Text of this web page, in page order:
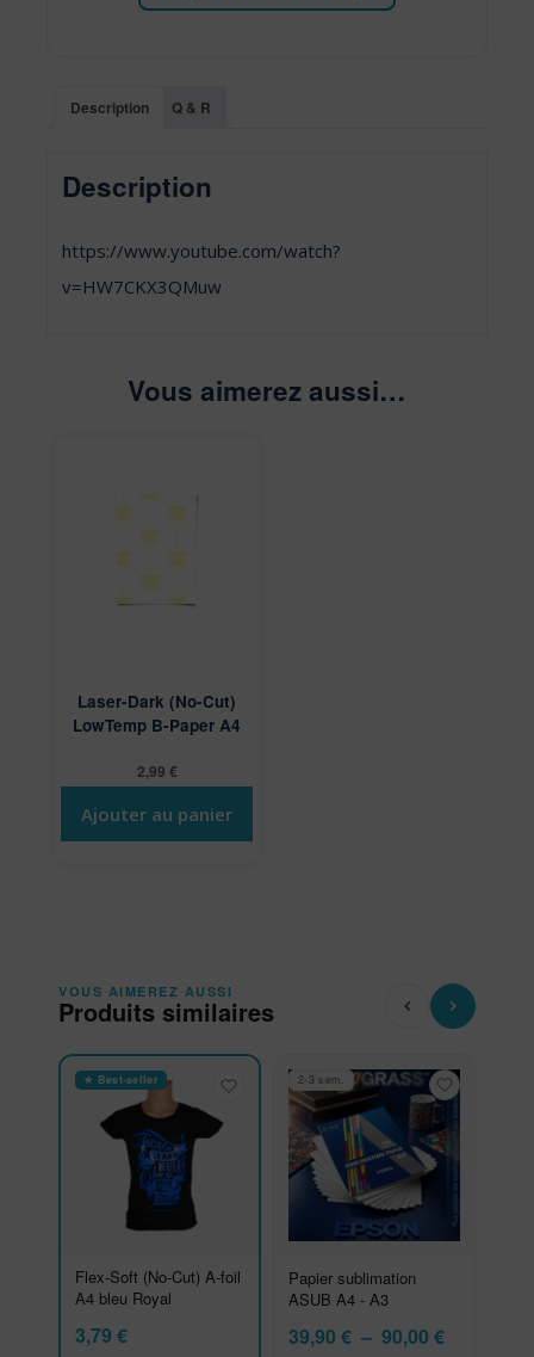
Description Q & R
Description
https://www.youtube.com/watch?
v=HW7CKX3QMuw
Vous aimerez aussi…
Laser-Dark (No-Cut)
LowTemp B-Paper A4
2,99 €
Ajouter au panier
VOUS AIMEREZ AUSSI
Produits similaires
★ Best-seller
Flex-Soft (No-Cut) A-foil
A4 bleu Royal
3,79 €
2-3 sem.
Papier sublimation
ASUB A4 - A3
39,90 € – 90,00 €Plage de